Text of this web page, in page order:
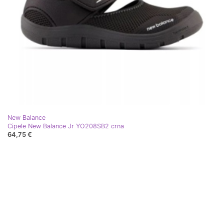
New Balance
Cipele New Balance Jr YO208SB2 crna
64,75 €